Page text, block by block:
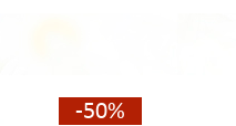
-50%